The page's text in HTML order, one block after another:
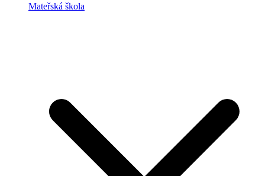
Mateřská škola